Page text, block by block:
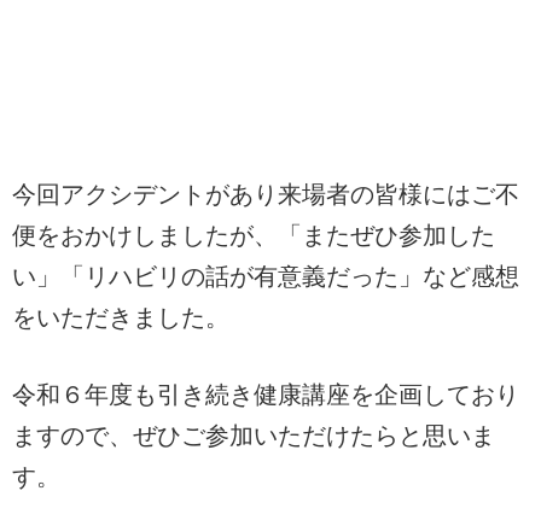
今回アクシデントがあり来場者の皆様にはご不
便をおかけしましたが、「またぜひ参加した
い」「リハビリの話が有意義だった」など感想
をいただきました。
令和６年度も引き続き健康講座を企画しており
ますので、ぜひご参加いただけたらと思いま
す。